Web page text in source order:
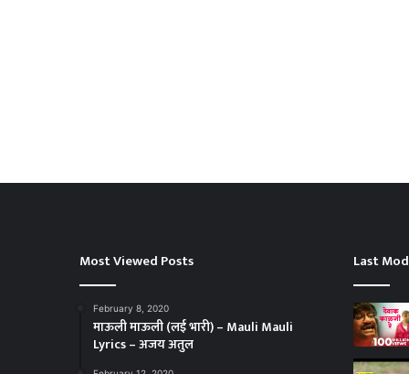
Most Viewed Posts
February 8, 2020
माऊली माऊली (लई भारी) – Mauli Mauli
Lyrics – अजय अतुल
Last